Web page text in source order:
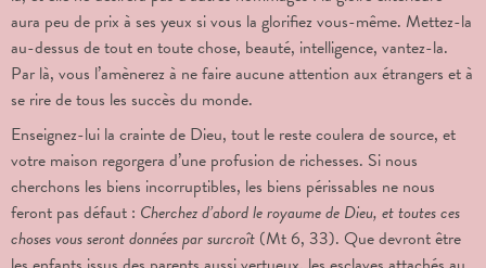
aura peu de prix à ses yeux si vous la glorifiez vous-même. Mettez-la
au-dessus de tout en toute chose, beauté, intelligence, vantez-la.
Par là, vous l’amènerez à ne faire aucune attention aux étrangers et à
se rire de tous les succès du monde.
Enseignez-lui la crainte de Dieu, tout le reste coulera de source, et
votre maison regorgera d’une profusion de richesses. Si nous
cherchons les biens incorruptibles, les biens périssables ne nous
feront pas défaut : Cherchez d’abord le royaume de Dieu, et toutes ces
choses vous seront données par surcroît (Mt 6, 33). Que devront être